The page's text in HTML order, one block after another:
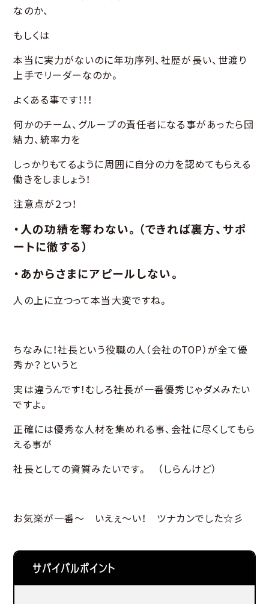
なのか、
もしくは
本当に実力がないのに年功序列、社歴が長い、世渡り
上手でリーダーなのか。
よくある事です！！！
何かのチーム、グループの責任者になる事があったら団
結力、統率力を
しっかりもてるように周囲に自分の力を認めてもらえる
働きをしましょう！
注意点が２つ！
・人の功績を奪わない。（できれば裏方、サポ
ートに徹する）
・あからさまにアピールしない。
人の上に立つって本当大変ですね。
ちなみに！社長という役職の人（会社のTOP）が全て優
秀か？というと
実は違うんです！むしろ社長が一番優秀じゃダメみたい
ですよ。
正確には優秀な人材を集めれる事、会社に尽くしてもら
える事が
社長としての資質みたいです。 （しらんけど）
お気楽が一番～ いえぇ～い！ ツナカンでした☆彡
サバイバルポイント